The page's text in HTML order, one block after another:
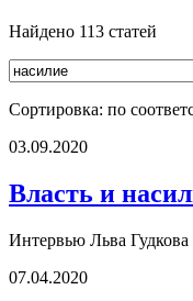
Найдено 113 статей
Уточнить
поиск
Сортировка: по
03.09.2020
Власть и
Интервью Льва Гудкова
07.04.2020